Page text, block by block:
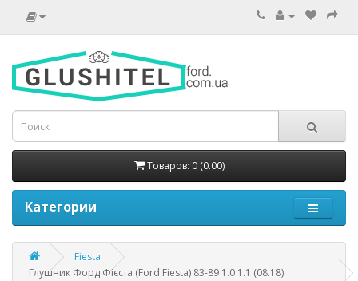
Товаров: 0 (0.00)
Категории
Fiesta
Глушник Форд Фієста (Ford Fiesta) 83-89 1.0 1.1 (08.18)